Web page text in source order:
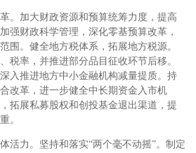
。加大财政资源和预算统筹力度，提高
强财政科学管理，深化零基预算改革，
围。健全地方税体系，拓展地方税源。
税率，并推进部分品目征收环节后移。
入推进地方中小金融机构减量提质。持
改革，进一步健全中长期资金入市机
拓展私募股权和创投基金退出渠道，提
。
活力。坚持和落实“两个毫不动摇”。制定